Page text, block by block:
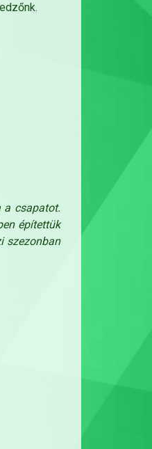
a csapatot.
építettük
szezonban